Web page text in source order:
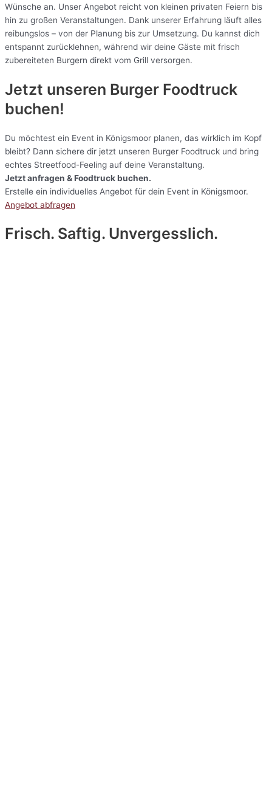
Wünsche an. Unser Angebot reicht von kleinen privaten Feiern bis
hin zu großen Veranstaltungen. Dank unserer Erfahrung läuft alles
reibungslos – von der Planung bis zur Umsetzung. Du kannst dich
entspannt zurücklehnen, während wir deine Gäste mit frisch
zubereiteten Burgern direkt vom Grill versorgen.
Jetzt unseren Burger Foodtruck
buchen!
Du möchtest ein Event in Königsmoor planen, das wirklich im Kopf
bleibt? Dann sichere dir jetzt unseren Burger Foodtruck und bring
echtes Streetfood-Feeling auf deine Veranstaltung.
Jetzt anfragen & Foodtruck buchen.
Erstelle ein individuelles Angebot für dein Event in Königsmoor.
Angebot abfragen
Frisch. Saftig. Unvergesslich.